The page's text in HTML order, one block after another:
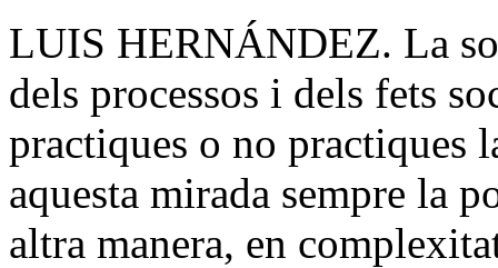
LUIS HERNÁNDEZ. La
dels processos i dels fets
practiques o no practiques
aquesta mirada sempre la
altra manera, en